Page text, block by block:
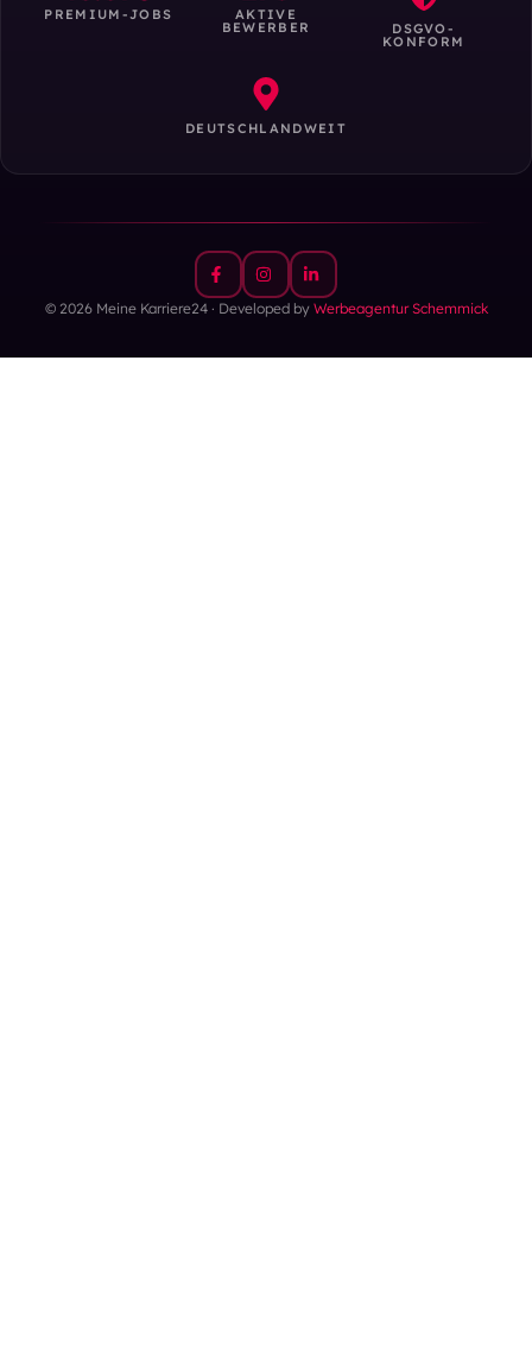
PREMIUM-JOBS AKTIVE
BEWERBER DSGVO-
KONFORM
DEUTSCHLANDWEIT
© 2026 Meine Karriere24 · Developed by Werbeagentur Schemmick